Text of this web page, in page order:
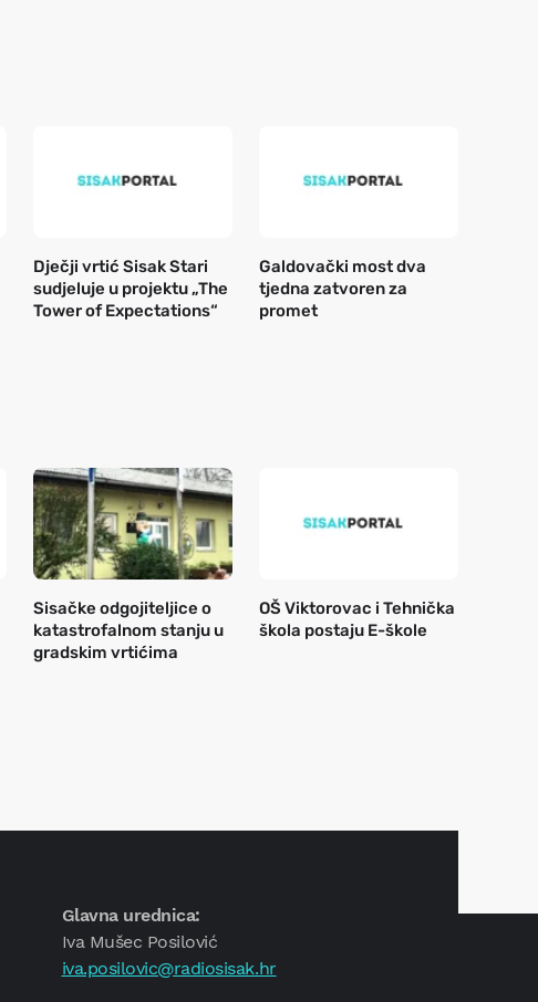
Dječji vrtić Sisak Stari
sudjeluje u projektu „The
Tower of Expectations“
Galdovački most dva
tjedna zatvoren za
promet
Sisačke odgojiteljice o
katastrofalnom stanju u
gradskim vrtićima
OŠ Viktorovac i Tehnička
škola postaju E-škole
Glavna urednica:
Iva Mušec Posilović
iva.posilovic@radiosisak.hr